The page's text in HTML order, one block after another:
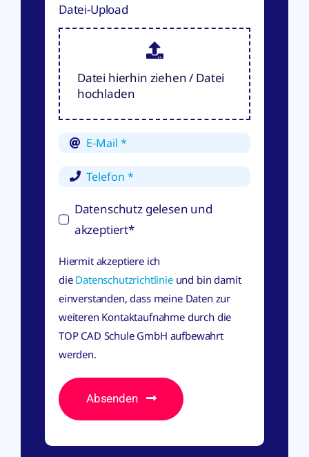
Datei-Upload
Datei hierhin ziehen / Datei
hochladen
Datenschutz gelesen und
akzeptiert*
Hiermit akzeptiere ich
die Datenschutzrichtlinieund bin damit
einverstanden, dass meine Daten zur
weiteren Kontaktaufnahme durch die
TOP CAD Schule GmbH aufbewahrt
werden.
Absenden